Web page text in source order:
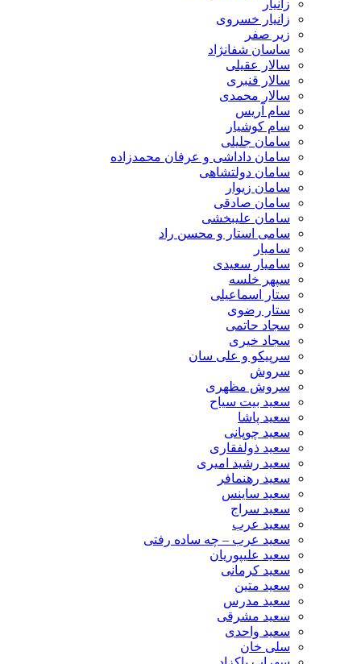
زانیار
زانیار خسروی
زیر صفر
ساسان شفانژاد
سالار عقیلی
سالار قنبری
سالار محمدی
سام آریس
سام کوشیار
سامان جلیلی
سامان داداشی و عرفان محمدزاده
سامان دولتشاهی
سامان زیوار
سامان صادقی
سامان علیبخشی
سامی استار و محسن راد
سامیار
سامیار سعیدی
سپهر خلسه
ستار اسماعیلی
ستار رضوی
سجاد حاتمی
سجاد خیری
سرپیکو و علی سان
سروش
سروش مظهری
سعید بیت سیاح
سعید پاشا
سعید چوپانی
سعید ذولفقاری
سعید رشید امیری
سعید رهنمافر
سعید ساینس
سعید سراج
سعید عرب
سعید عرب – چه ساده رفتی
سعید علیپوریان
سعید کرمانی
سعید متین
سعید مدرس
سعید مشرقی
سعید واحدی
سلی خان